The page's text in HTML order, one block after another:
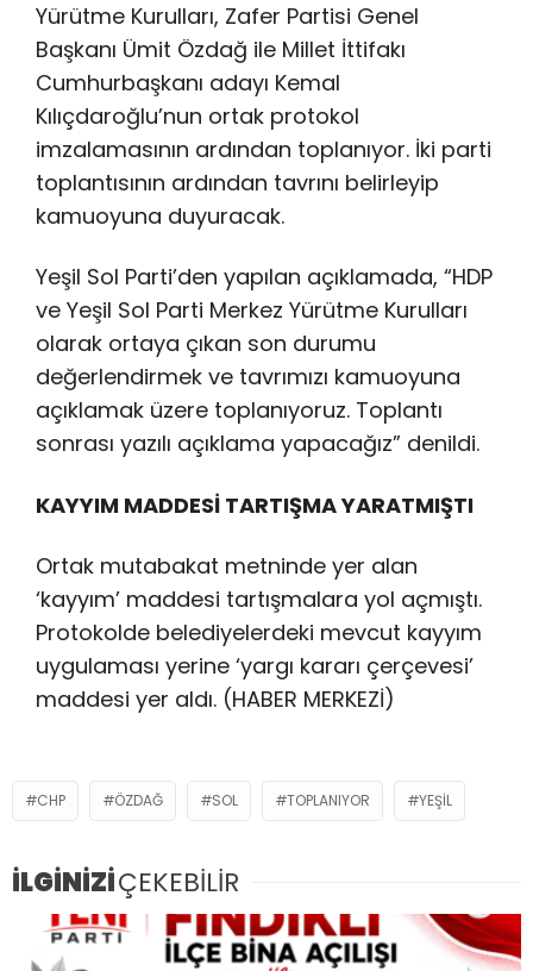
Yürütme Kurulları, Zafer Partisi Genel
Başkanı Ümit Özdağ ile Millet İttifakı
Cumhurbaşkanı adayı Kemal
Kılıçdaroğlu’nun ortak protokol
imzalamasının ardından toplanıyor. İki parti
toplantısının ardından tavrını belirleyip
kamuoyuna duyuracak.
Yeşil Sol Parti’den yapılan açıklamada, “HDP
ve Yeşil Sol Parti Merkez Yürütme Kurulları
olarak ortaya çıkan son durumu
değerlendirmek ve tavrımızı kamuoyuna
açıklamak üzere toplanıyoruz. Toplantı
sonrası yazılı açıklama yapacağız” denildi.
KAYYIM MADDESİ TARTIŞMA YARATMIŞTI
Ortak mutabakat metninde yer alan
‘kayyım’ maddesi tartışmalara yol açmıştı.
Protokolde belediyelerdeki mevcut kayyım
uygulaması yerine ‘yargı kararı çerçevesi’
maddesi yer aldı. (HABER MERKEZİ)
CHP ÖZDAĞ SOL TOPLANIYOR YEŞIL
İLGİNİZİÇEKEBİLİR